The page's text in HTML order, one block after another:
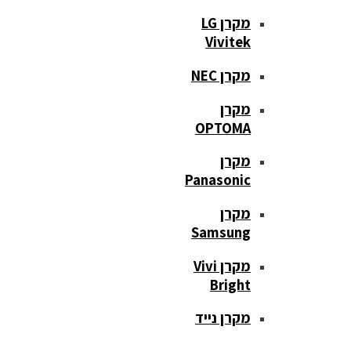
מקרן LG
Vivitek
מקרן NEC
מקרן
OPTOMA
מקרן
Panasonic
מקרן
Samsung
מקרן Vivi
Bright
מקרן נייד